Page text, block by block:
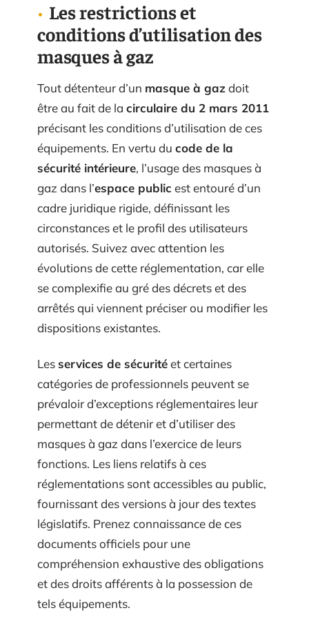
Les restrictions et
conditions d’utilisation des
masques à gaz
Tout détenteur d’un masque à gazdoit
être au fait de la circulaire du 2 mars 2011
précisant les conditions d’utilisation de ces
équipements. En vertu du code de la
sécurité intérieure, l’usage des masques à
gaz dans l’espace public est entouré d’un
cadre juridique rigide, définissant les
circonstances et le profil des utilisateurs
autorisés. Suivez avec attention les
évolutions de cette réglementation, car elle
se complexifie au gré des décrets et des
arrêtés qui viennent préciser ou modifier les
dispositions existantes.
Lesservices de sécuritéet certaines
catégories de professionnels peuvent se
prévaloir d’exceptions réglementaires leur
permettant de détenir et d’utiliser des
masques à gaz dans l’exercice de leurs
fonctions. Les liens relatifs à ces
réglementations sont accessibles au public,
fournissant des versions à jour des textes
législatifs. Prenez connaissance de ces
documents officiels pour une
compréhension exhaustive des obligations
et des droits afférents à la possession de
tels équipements.